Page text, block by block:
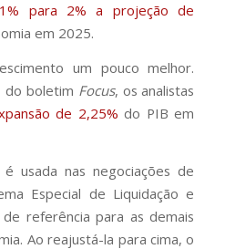
para 2% a projeção de
em 2025.
um pouco melhor.
do boletim Focus, os analistas
de 2,25% do PIB em
usada nas negociações de
Especial de Liquidação e
referência para as demais
Ao reajustá-la para cima, o